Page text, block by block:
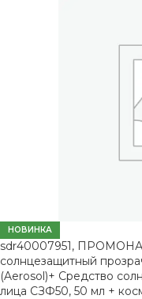
НОВИНКА
sdr40007951,
солнцезащитный
(Aerosol)+ Средство
лица СЗФ50, 50 мл +